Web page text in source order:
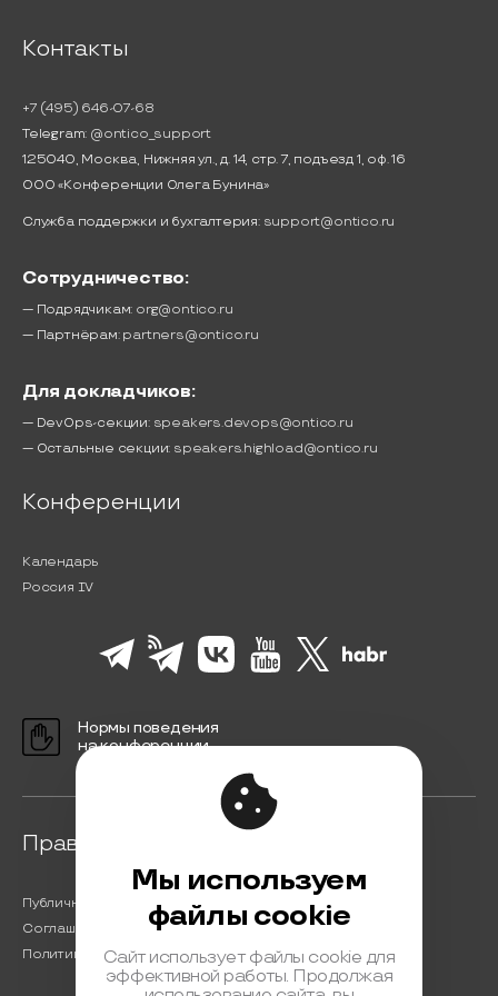
Контакты
+7 (495) 646-07-68
Telegram: @ontico_support
125040, Москва, Нижняя ул., д. 14, стр. 7, подъезд 1, оф. 16
ООО «Конференции Олега Бунина»
Служба поддержки и бухгалтерия: support@ontico.ru
Сотрудничество:
— Подрядчикам: org@ontico.ru
— Партнёрам: partners@ontico.ru
Для докладчиков:
— DevOps-секции: speakers.devops@ontico.ru
— Остальные секции: speakers.highload@ontico.ru
Конференции
Календарь
Россия IV
Нормы поведения
на конференции
Правовая информация
Публичная оферта
Соглашение на обработку персональных данных
Политика обработки персональных данных
Мы используем
файлы cookie
Сайт использует файлы cookie для
эффективной работы. Продолжая